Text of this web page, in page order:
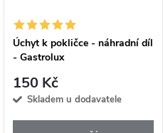
Úchyt k pokličce - náhradní díl
- Gastrolux
150 Kč
Skladem u dodavatele